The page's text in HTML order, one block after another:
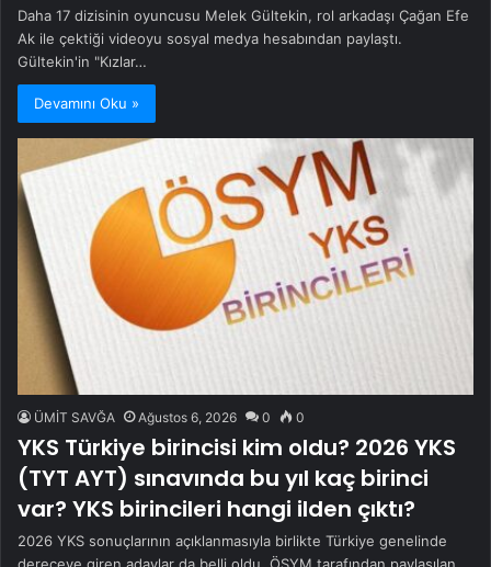
Daha 17 dizisinin oyuncusu Melek Gültekin, rol arkadaşı Çağan Efe
Ak ile çektiği videoyu sosyal medya hesabından paylaştı.
Gültekin'in "Kızlar…
Devamını Oku »
ÜMİT SAVĞA Ağustos 6, 2026 0 0
YKS Türkiye birincisi kim oldu? 2026 YKS
(TYT AYT) sınavında bu yıl kaç birinci
var? YKS birincileri hangi ilden çıktı?
2026 YKS sonuçlarının açıklanmasıyla birlikte Türkiye genelinde